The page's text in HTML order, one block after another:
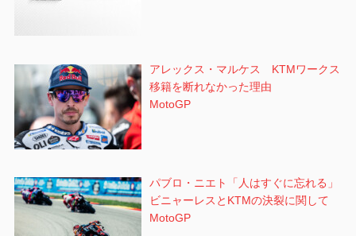
アレックス・マルケス KTMワークス
移籍を断れなかった理由
MotoGP
パブロ・ニエト「人はすぐに忘れる」
ビニャーレスとKTMの決裂に関して
MotoGP